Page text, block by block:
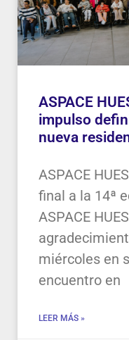
ASPACE
impulso
nueva
ASPACE
final a la 14ª
ASPACE
miércoles en
encuentro en
LEER MÁS »